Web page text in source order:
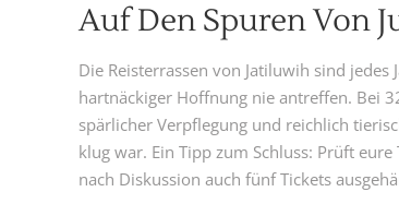
Auf Den Spuren Von
Die Reisterrassen von Jatiluwih sind
hartnäckiger Hoffnung nie antreffen. Bei
spärlicher Verpflegung und reichlich
klug war. Ein Tipp zum Schluss: Prüft
nach Diskussion auch fünf Tickets